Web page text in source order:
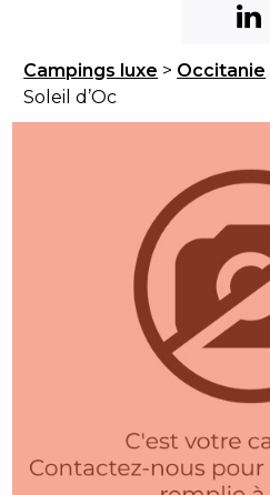
Campings luxe > Occitanie
Soleil d’Oc